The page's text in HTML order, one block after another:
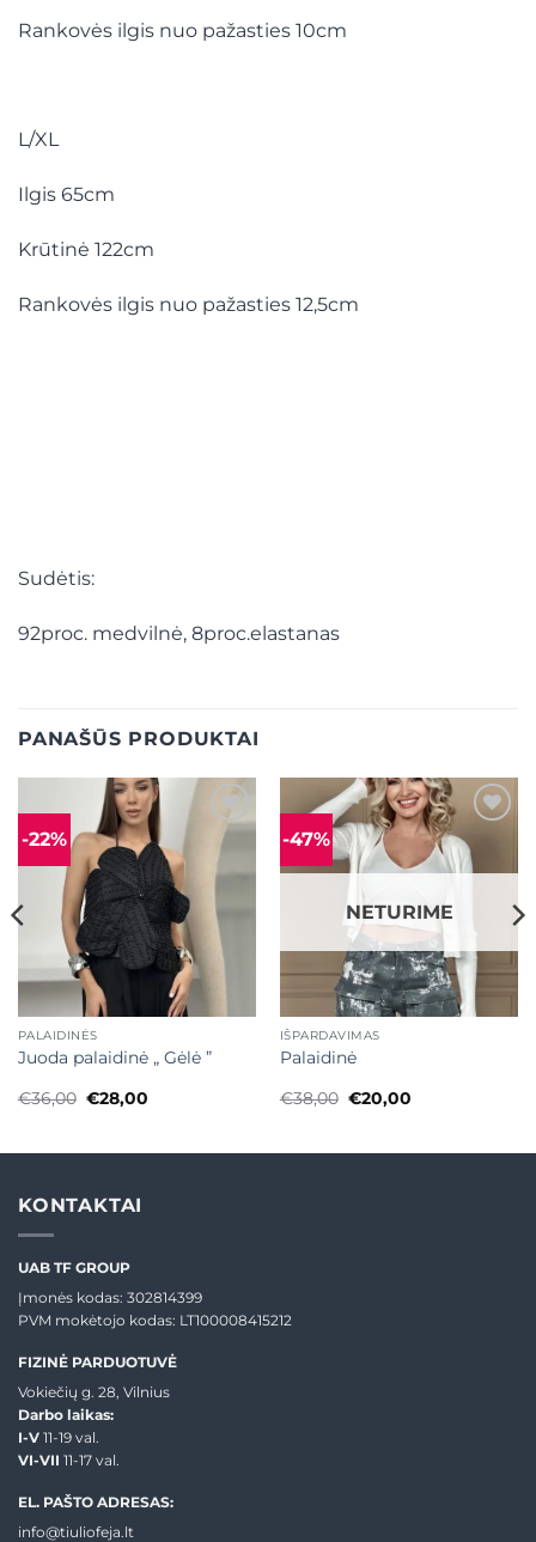
Rankovės ilgis nuo pažasties 10cm
L/XL
Ilgis 65cm
Krūtinė 122cm
Rankovės ilgis nuo pažasties 12,5cm
Sudėtis:
92proc. medvilnė, 8proc.elastanas
PANAŠŪS PRODUKTAI
-22% Mėgstamiausias
PALAIDINĖS
Juoda palaidinė „ Gėlė ”
€36,00 Original
price
€28,00Current
-47% Mėgstamiausias
NETURIME
IŠPARDAVIMAS
Palaidinė
€38,00 Original
price
€20,00Current
KONTAKTAI
UAB TF GROUP
Įmonės kodas: 302814399
PVM mokėtojo kodas: LT100008415212
FIZINĖ PARDUOTUVĖ
Vokiečių g. 28, Vilnius
Darbo laikas:
I-V 11-19 val.
VI-VII 11-17 val.
EL. PAŠTO ADRESAS:
info@tiuliofeja.lt